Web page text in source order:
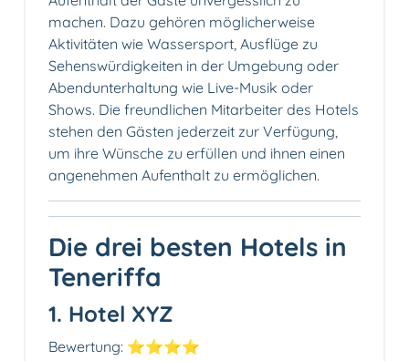
machen. Dazu gehören möglicherweise
Aktivitäten wie Wassersport, Ausflüge zu
Sehenswürdigkeiten in der Umgebung oder
Abendunterhaltung wie Live-Musik oder
Shows. Die freundlichen Mitarbeiter des Hotels
stehen den Gästen jederzeit zur Verfügung,
um ihre Wünsche zu erfüllen und ihnen einen
angenehmen Aufenthalt zu ermöglichen.
Die drei besten Hotels in
Teneriffa
1. Hotel XYZ
Bewertung: ⭐️⭐️⭐️⭐️